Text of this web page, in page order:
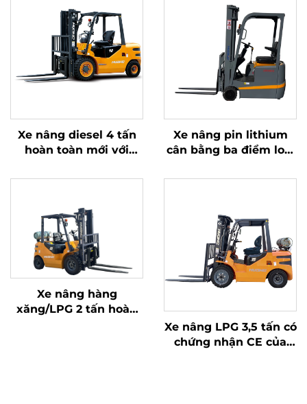
Xe nâng diesel 4 tấn
hoàn toàn mới với
Bản chất lượng cao
Xe nâng pin lithium
cân bằng ba điểm loại
Trung Quốc, giá cả
Xe nâng hàng
xăng/LPG 2 tấn hoàn
Xe nâng LPG 3,5 tấn có
chứng nhận CE của